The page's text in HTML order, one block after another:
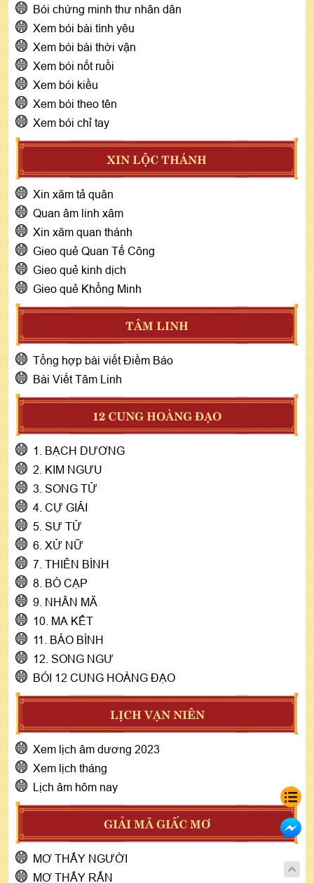
Bói chứng minh thư nhân dân
Xem bói bài tình yêu
Xem bói bài thời vận
Xem bói nốt ruồi
Xem bói kiều
Xem bói theo tên
Xem bói chỉ tay
XIN LỘC THÁNH
Xin xăm tả quân
Quan âm linh xâm
Xin xăm quan thánh
Gieo quẻ Quan Tế Công
Gieo quẻ kinh dịch
Gieo quẻ Khổng Minh
TÂM LINH
Tổng hợp bài viết Điềm Báo
Bài Viết Tâm Linh
12 CUNG HOÀNG ĐẠO
1. BẠCH DƯƠNG
2. KIM NGƯU
3. SONG TỬ
4. CỰ GIẢI
5. SƯ TỬ
6. XỬ NỮ
7. THIÊN BÌNH
8. BÒ CẠP
9. NHÂN MÃ
10. MA KẾT
11. BẢO BÌNH
12. SONG NGƯ
BÓI 12 CUNG HOÀNG ĐẠO
LỊCH VẠN NIÊN
Xem lịch âm dương 2023
Xem lịch tháng
Lịch âm hôm nay
GIẢI MÃ GIẤC MƠ
MƠ THẤY NGƯỜI
MƠ THẤY RẮN